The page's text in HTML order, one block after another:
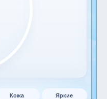
Кожа Яркие